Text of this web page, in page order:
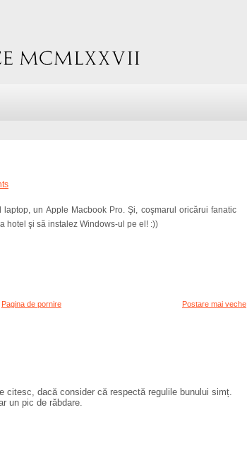
un Apple Macbook Pro. Şi, coşmarul oricărui fanatic
hotel şi să instalez Windows-ul pe el! :))
Postare mai veche
Pagina de pornire
citesc, dacă consider că respectă regulile bunului simț.
un pic de răbdare.